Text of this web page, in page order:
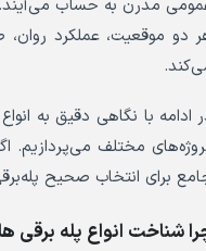
مدرن به حساب می‌آیند.
دو موقعیت، عملکرد روان،
ادامه با نگاهی دقیق به
مختلف می‌پردازیم.
برای انتخاب صحیح
شناخت انواع پله برقی